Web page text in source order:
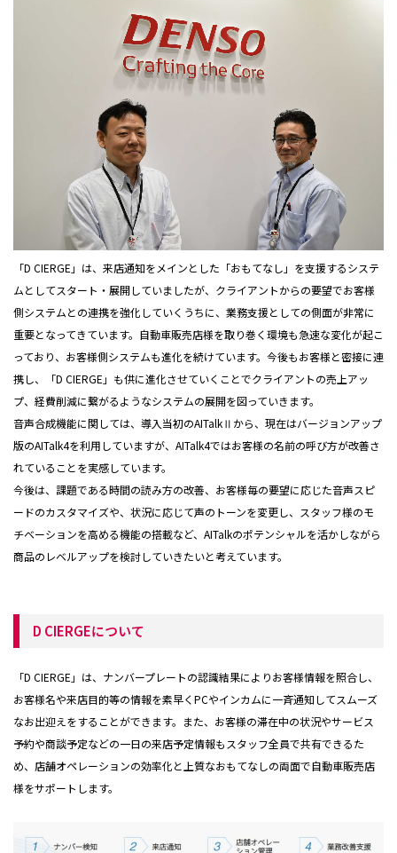
「D CIERGE」は、来店通知をメインとした「おもてなし」を支援するシステ
ムとしてスタート・展開していましたが、クライアントからの要望でお客様
側システムとの連携を強化していくうちに、業務支援としての側面が非常に
重要となってきています。自動車販売店様を取り巻く環境も急速な変化が起こ
っており、お客様側システムも進化を続けています。今後もお客様と密接に連
携し、「D CIERGE」も供に進化させていくことでクライアントの売上アッ
プ、経費削減に繋がるようなシステムの展開を図っていきます。
音声合成機能に関しては、導入当初のAITalkⅡから、現在はバージョンアップ
版のAITalk4を利用していますが、AITalk4ではお客様の名前の呼び方が改善さ
れていることを実感しています。
今後は、課題である時間の読み方の改善、お客様毎の要望に応じた音声スピ
ードのカスタマイズや、状況に応じて声のトーンを変更し、スタッフ様のモ
チベーションを高める機能の搭載など、AITalkのポテンシャルを活かしながら
商品のレベルアップを検討していきたいと考えています。
D CIERGEについて
「D CIERGE」は、ナンバープレートの認識結果によりお客様情報を照合し、
お客様名や来店目的等の情報を素早くPCやインカムに一斉通知してスムーズ
なお出迎えをすることができます。また、お客様の滞在中の状況やサービス
予約や商談予定などの一日の来店予定情報もスタッフ全員で共有できるた
め、店舗オペレーションの効率化と上質なおもてなしの両面で自動車販売店
様をサポートします。